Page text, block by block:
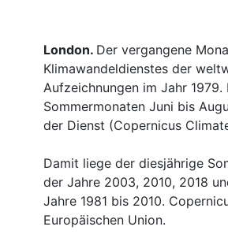
London. Der vergangene
Klimawandeldienstes der
Aufzeichnungen im Jahr
Sommermonaten Juni bis
der Dienst (Copernicus
Damit liege der diesjährige
der Jahre 2003, 2010, 2018
Jahre 1981 bis 2010.
Europäischen Union.